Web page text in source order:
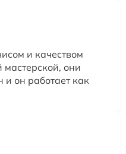
и качеством
мастерской, они
и он работает как